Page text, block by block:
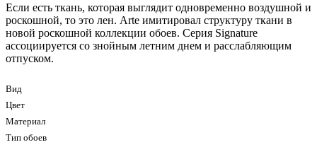
Если есть ткань, которая выглядит одновременно воздушной и
роскошной, то это лен. Arte имитировал структуру ткани в
новой роскошной коллекции обоев. Серия Signature
ассоциируется со знойным летним днем и расслабляющим
отпуском.
Вид
Цвет
Материал
Тип обоев